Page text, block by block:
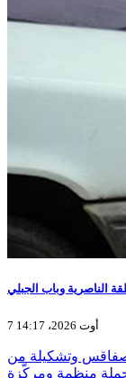
وباب الجبلي
7 أوت 2026، 14:17
وتشكيلة من
منظمة ومركّزة